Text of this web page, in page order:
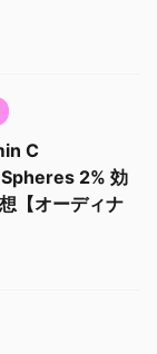
C
2% 効
【オーディナ